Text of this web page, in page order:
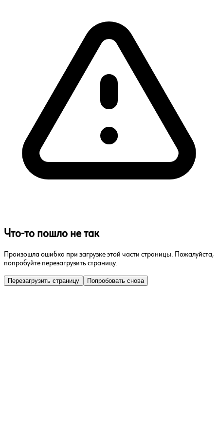
Что-то пошло не так
Произошла ошибка при загрузке этой части страницы. Пожалуйста,
попробуйте перезагрузить страницу.
Перезагрузить страницу Попробовать снова